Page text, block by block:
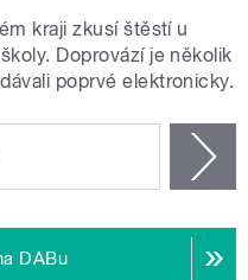
kraji zkusí štěstí u
Doprovází je několik
poprvé elektronicky.
DABu